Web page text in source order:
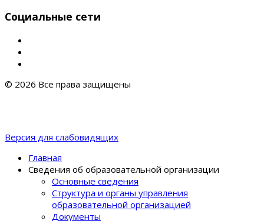
Социальные сети
© 2026 Все права защищены
Версия для слабовидящих
Главная
Сведения об образовательной организации
Основные сведения
Структура и органы управления
образовательной организацией
Документы